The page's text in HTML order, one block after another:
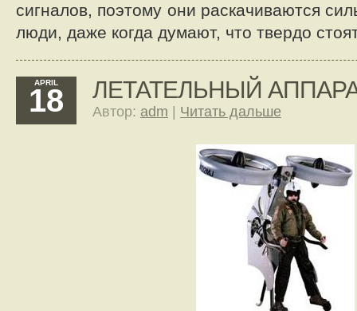
сигналов, поэтому они раскачиваются
люди, даже когда думают, что твердо
APRIL
18 ЛЕТАТЕЛЬНЫЙ
Автор: adm Читать дальше